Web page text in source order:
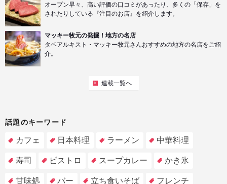
オープン早々、高い評価の口コミがあったり、多くの「保存」を
されたりしている『注目のお店』を紹介します。
マッキー牧元の発掘！地方の名店
タベアルキスト・マッキー牧元さんおすすめの地方の名店をご紹
介。
連載一覧へ
話題のキーワード
カフェ 日本料理 ラーメン 中華料理
寿司 ビストロ スープカレー かき氷
甘味処 バー 立ち食いそば フレンチ